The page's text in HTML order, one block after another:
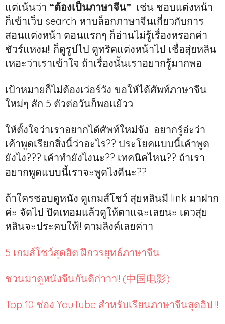
แต่เน้นว่า “ต้องเป็นภาษาจีน” เช่น ชอบแต่งหน้า
ก็เข้าเว็บ search หาบล็อกภาษาจีนเกี่ยวกับการ
สอนแต่งหน้า ตอนแรกๆ ก็อ่านไม่รู้เรื่องหรอกค่า
ชัวร์แหงม!! ก็ดูรูปไป ดูทริคแต่งหน้าไป เชื่อสุ่ยหลิน
เหอะว่าเราเข้าใจ ถ้าเรื่องนั้นเราอยากรู้มากพอ
เป้าหมายก็ไม่ต้องเว่อร์วัง ขอให้ได้ศัพท์ภาษาจีน
ใหม่ๆ สัก 5 ตัวต่อวันก็พอแย้วว
ให้ตั้งใจว่าเราอยากได้ศัพท์ใหม่จัง อยากรู้อ่ะว่า
เค้าพูดเรียกสิ่งนี้ว่าอะไร?? ประโยคแบบนี้เค้าพูด
ยังไง??? เค้าทำยังไงนะ?? เทคนิคไหน?? ถ้าเรา
อยากพูดแบบนี้เราจะพูดไงดีนะ??
ถ้าใครชอบดูหนัง ดูเกมส์โชว์ สุ่ยหลินมี link มาฝาก
ค่ะ จัดไป ปิดเทอมแล้วดูให้ตาแฉะเลยนะ เดวสุ่ย
หลินจะประคบให้!! ตามลิงค์เลยค่าา
5 เกมส์โชว์สุดฮิต ฝึกวรยุทธ์ภาษาจีน
ชวนมาดูหนังจีนกันดีก่าาา!! (中国电影)
Top 10 ช่อง YouTube สำหรับเรียนภาษาจีนสุดฮิป !!